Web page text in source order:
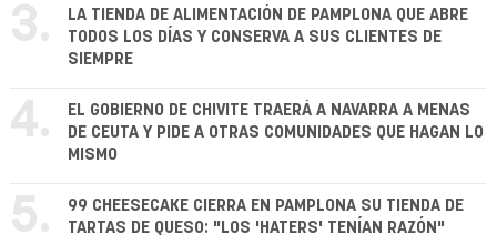
3.
LA TIENDA DE ALIMENTACIÓN DE PAMPLONA QUE ABRE
TODOS LOS DÍAS Y CONSERVA A SUS CLIENTES DE
SIEMPRE
4.
EL GOBIERNO DE CHIVITE TRAERÁ A NAVARRA A MENAS
DE CEUTA Y PIDE A OTRAS COMUNIDADES QUE HAGAN LO
MISMO
5.
99 CHEESECAKE CIERRA EN PAMPLONA SU TIENDA DE
TARTAS DE QUESO: "LOS 'HATERS' TENÍAN RAZÓN"